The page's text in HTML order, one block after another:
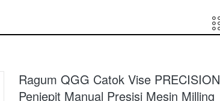
Ragum QGG Catok Vise PRECISION
Penjepit Manual Presisi Mesin Milling